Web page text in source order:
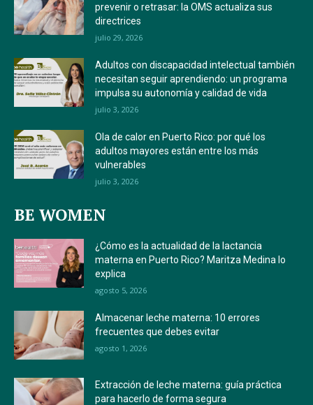
prevenir o retrasar: la OMS actualiza sus
directrices
julio 29, 2026
Adultos con discapacidad intelectual también
necesitan seguir aprendiendo: un programa
impulsa su autonomía y calidad de vida
julio 3, 2026
Ola de calor en Puerto Rico: por qué los
adultos mayores están entre los más
vulnerables
julio 3, 2026
BE WOMEN
¿Cómo es la actualidad de la lactancia
materna en Puerto Rico? Maritza Medina lo
explica
agosto 5, 2026
Almacenar leche materna: 10 errores
frecuentes que debes evitar
agosto 1, 2026
Extracción de leche materna: guía práctica
para hacerlo de forma segura